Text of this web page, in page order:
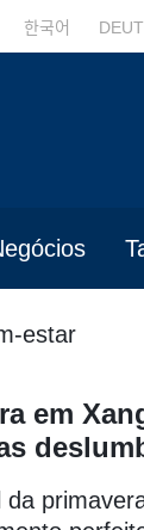
한국어
estar
em